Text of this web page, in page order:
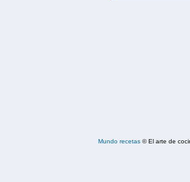
Mundo recetas© El arte de